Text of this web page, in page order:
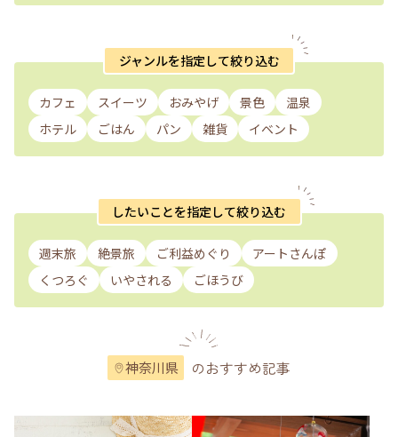
ジャンルを指定して絞り込む
カフェ スイーツ おみやげ 景色
温泉
ホテル
ごはん パン 雑貨 イベント
したいことを指定して絞り込む
週末旅 絶景旅 ご利益めぐり
アートさんぽ
くつろぐ
いやされる ごほうび
神奈川県 のおすすめ記事